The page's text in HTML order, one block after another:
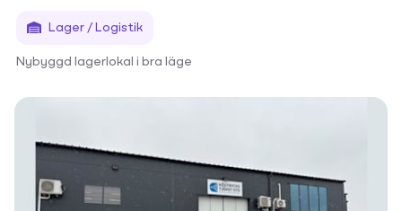
Lager / Logistik
Nybyggd lagerlokal i bra läge